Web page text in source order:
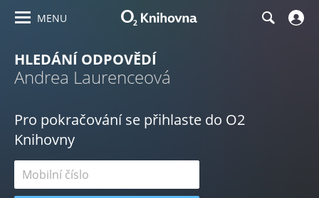
MENU
HLEDÁNÍ ODPOVĚDÍ
Andrea Laurenceová
Pro pokračování se přihlaste do O2
Knihovny